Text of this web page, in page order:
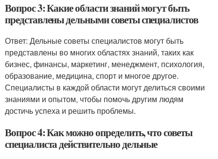
Вопрос 3: Какие области знаний могут быть
представлены дельными советы специалистов
Ответ: Дельные советы специалистов могут быть
представлены во многих областях знаний, таких как
бизнес, финансы, маркетинг, менеджмент, психология,
образование, медицина, спорт и многое другое.
Специалисты в каждой области могут делиться своими
знаниями и опытом, чтобы помочь другим людям
достичь успеха и решить проблемы.
Вопрос 4: Как можно определить, что советы
специалиста действительно дельные